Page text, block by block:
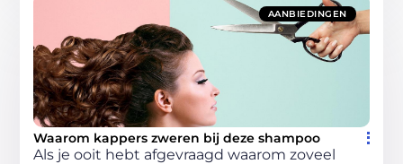
AANBIEDINGEN
Waarom kappers zweren bij deze shampoo
Als je ooit hebt afgevraagd waarom zoveel